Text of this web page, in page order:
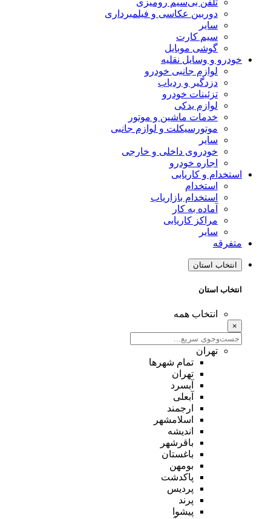
تلفن بی‌سیم رومیزی
دوربین عکاسی و فیلمبرداری
سایر
سیم کارت
گوشی موبایل
خودرو و وسایل نقلیه
لوازم جانبی خودرو
دزدگیر و ردیاب
تزئینات خودرو
لوازم یدکی
خدمات ماشین و موتور
موتورسیکلت و لوازم جانبی
سایر
خودروی داخلی و خارجی
اجاره خودرو
استخدام و کاریابی
استخدام
استخدام بازاریاب
آماده به کار
مراکز کاریابی
سایر
متفرقه
انتخاب استان
انتخاب استان
انتخاب همه
×
تهران
تمام شهر‌ها
تهران
آبسرد
آبعلی
ارجمند
اسلامشهر
اندیشه
باقرشهر
باغستان
بومهن
پاکدشت
پردیس
پرند
پیشوا